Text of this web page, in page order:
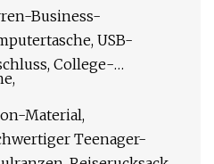
Business-
USB-
College-
Reise-Laptop-
Material,
Teenager-